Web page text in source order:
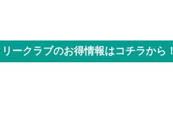
ークラブのお得情報はコチラから！